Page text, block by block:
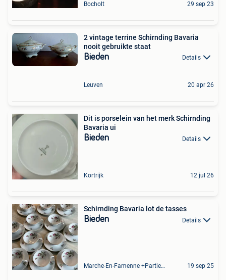
Bocholt 29 sep 23
2 vintage terrine Schirnding Bavaria
nooit gebruikte staat
Bieden Details
Leuven 20 apr 26
Dit is porselein van het merk Schirnding
Bavaria ui
Bieden Details
Kortrijk 12 jul 26
Schirnding Bavaria lot de tasses
Bieden Details
Marche-En-Famenne +Partie De Baillonville Et Noiseux 19 sep 25